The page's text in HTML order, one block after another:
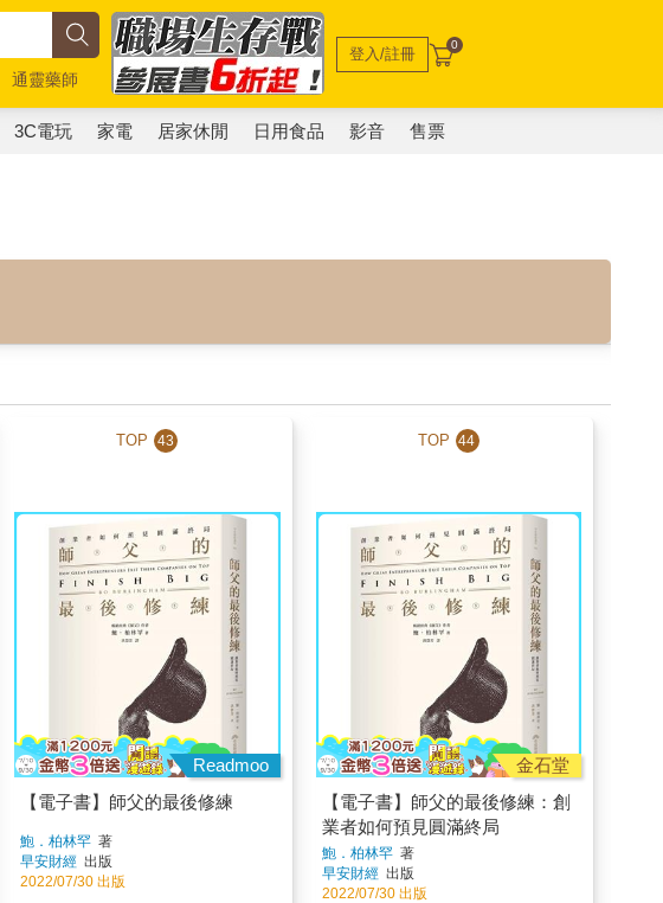
通靈藥師
登入/註冊 0
3C電玩 家電 居家休閒 日用食品 影音 售票
TOP 43
Readmoo
【電子書】師父的最後修練
鮑．柏林罕著
早安財經 出版
2022/07/30 出版
TOP 44
金石堂
【電子書】師父的最後修練：創
業者如何預見圓滿終局
鮑．柏林罕著
早安財經 出版
2022/07/30 出版